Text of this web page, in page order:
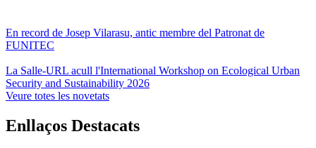
En record de Josep Vilarasu, antic membre del Patronat de
FUNITEC
La Salle-URL acull l'International Workshop on Ecological Urban
Security and Sustainability 2026
Veure totes les novetats
Enllaços Destacats